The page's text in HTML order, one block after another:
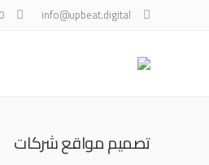
info@upbeat.digital
تصميم مواقع شركات